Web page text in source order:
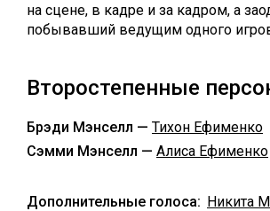
на сцене, в кадре и за кадром, а
побывавший ведущим одного
Второстепенные
Брэди Мэнселл — Тихон Ефименко
Сэмми Мэнселл — Алиса Ефименко
Дополнительные голоса: Никита